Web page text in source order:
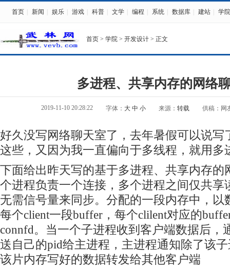
首页 新闻 娱乐 游戏 科普 文学 编程 系统 数据库 建站 学院
首页 > 学院 > 开发设计 > 正文
多进程、共享内存的网络
2019-11-10 20:28:22 字体： 大 中 小 来源： 转载 供稿：网
好久没写网络聊天室了，去年暑假可以说写
这些，又因为我一直偏向于多线程，就用多
下面给出昨天写的基于多进程、共享内存的
个进程负责一个连接，多个进程之间仅共享
无需信号量来同步。分配的一段内存中，以
每个client一段buffer，每个clilent对应的
connfd。当一个子进程收到客户端数据后，
送自己的pid给主进程，主进程通知除了该
该片内存写好的数据转发给其他客户端